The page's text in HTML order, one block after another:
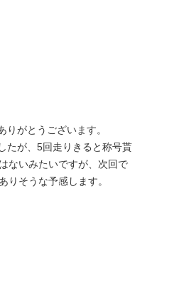
りがとうございます。
たが、5回走りきると称号貰
ないみたいですが、次回で
りそうな予感します。